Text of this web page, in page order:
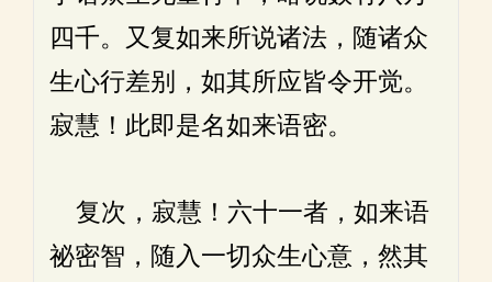
四千。又复如来所说诸法，随诸众
生心行差别，如其所应皆令开觉。
寂慧！此即是名如来语密。
复次，寂慧！六十一者，如来语
祕密智，随入一切众生心意，然其